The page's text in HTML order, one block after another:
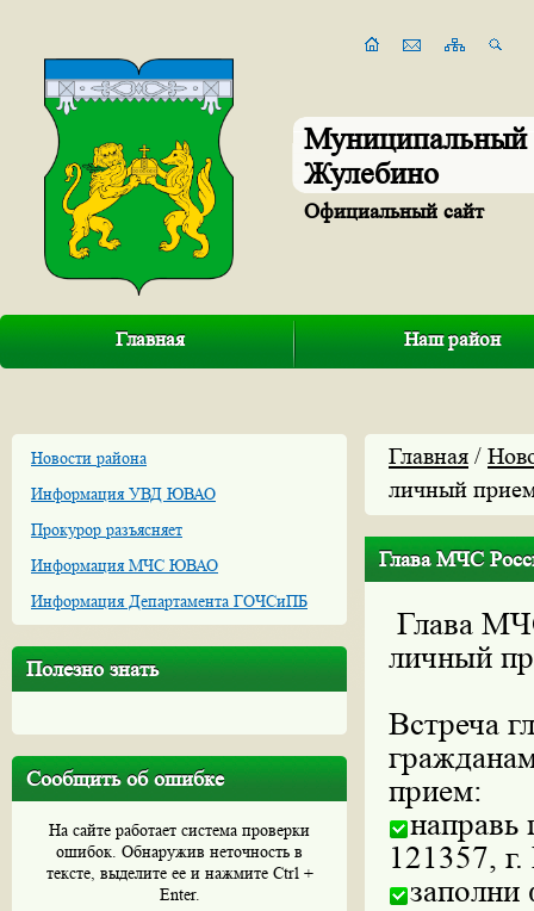
Муниципальный
Жулебино
Официальный сайт
Главная Наш район
Новости района
Информация УВД ЮВАО
Прокурор разъясняет
Информация МЧС ЮВАО
Информация Департамента ГОЧСиПБ
Полезно знать
Сообщить об ошибке
На сайте работает система проверки
ошибок. Обнаружив неточность в
тексте, выделите ее и нажмите Ctrl +
Enter.
Главная /
личный
Глава МЧС
Глава
личный
Встреча
прием:
направь
121357,